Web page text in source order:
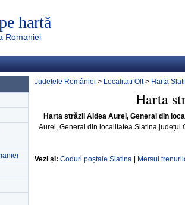
hartă
Romaniei
Județele României > Localitati Olt> Harta
Harta
Harta străzii Aldea Aurel, General din
Aurel, General din localitatea Slatina județul
Vezi și: Coduri poștale Slatina Mersul